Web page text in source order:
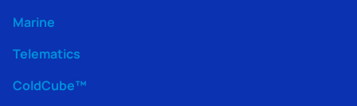
Marine
Telematics
ColdCube™